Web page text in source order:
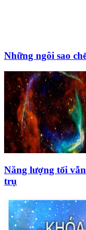
Những ngôi sao
Năng lượng tối
trụ